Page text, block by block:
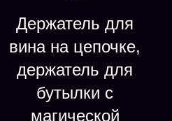
Держатель для
вина на цепочке,
держатель для
бутылки с
магической